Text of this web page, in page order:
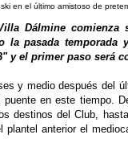
en el último amistoso de
Dálmine
la pasada
y el primer paso será
y medio después del
en este tiempo.
destinos del Club,
plantel anterior el